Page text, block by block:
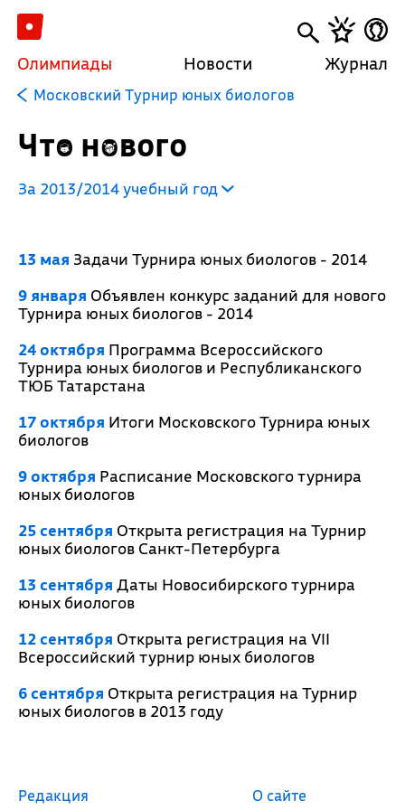
Олимпиады Новости Журнал
Московский Турнир юных биологов
Что нового
За 2013/2014 учебный год
13 мая Задачи Турнира юных биологов - 2014
9 января Объявлен конкурс заданий для нового
Турнира юных биологов - 2014
24 октября Программа Всероссийского
Турнира юных биологов и Республиканского
ТЮБ Татарстана
17 октября Итоги Московского Турнира юных
биологов
9 октября Расписание Московского турнира
юных биологов
25 сентября Открыта регистрация на Турнир
юных биологов Санкт-Петербурга
13 сентября Даты Новосибирского турнира
юных биологов
12 сентября Открыта регистрация на VII
Всероссийский турнир юных биологов
6 сентября Открыта регистрация на Турнир
юных биологов в 2013 году
Редакция О сайте